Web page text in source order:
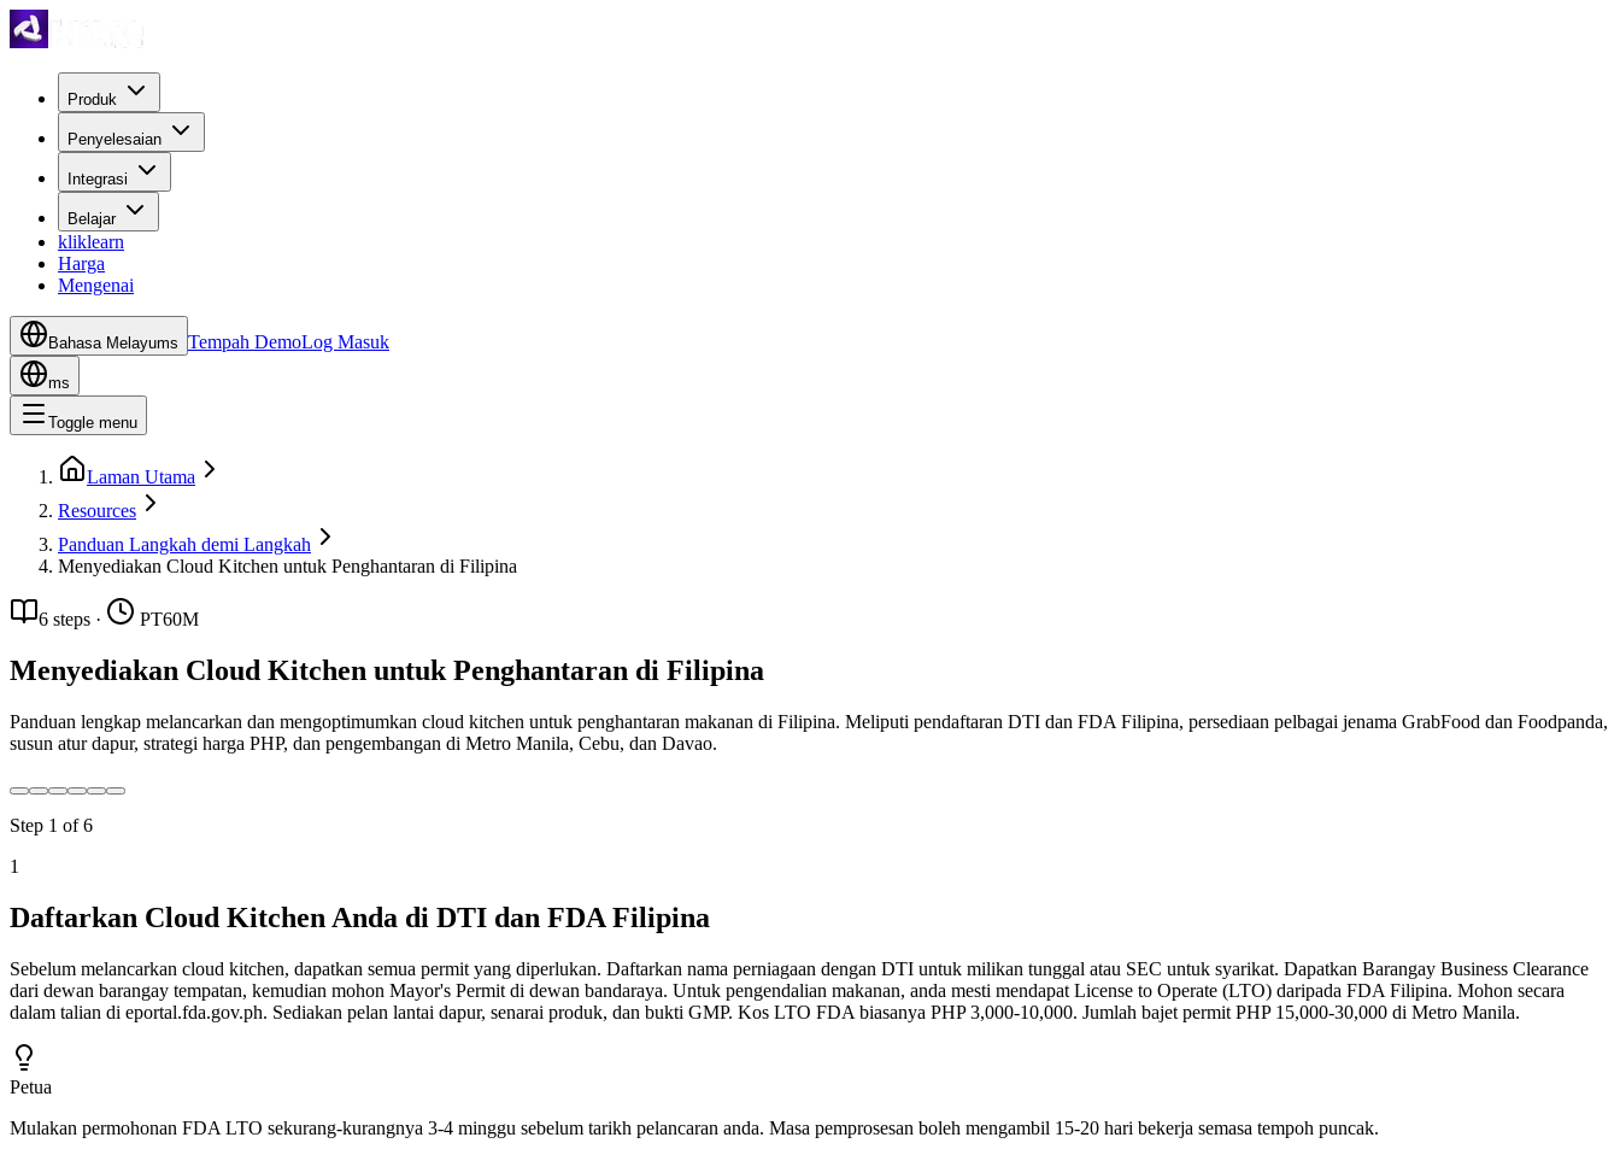
Produk
Penyelesaian
Integrasi
Belajar
kliklearn
Harga
Mengenai
Bahasa Melayums Tempah DemoLog Masuk
ms
Toggle menu
Laman Utama
Resources
Panduan Langkah demi Langkah
Menyediakan Cloud Kitchen untuk Penghantaran di Filipina
6 steps · PT60M
Menyediakan Cloud Kitchen untuk Penghantaran di Filipina
Panduan lengkap melancarkan dan mengoptimumkan cloud kitchen untuk penghantaran makanan di Filipina. Meliputi pendaftaran DTI dan FDA Filipina, persediaan pelbagai jenama GrabFood dan Foodpanda,
susun atur dapur, strategi harga PHP, dan pengembangan di Metro Manila, Cebu, dan Davao.
Step 1 of6
1
Daftarkan Cloud Kitchen Anda di DTI dan FDA Filipina
Sebelum melancarkan cloud kitchen, dapatkan semua permit yang diperlukan. Daftarkan nama perniagaan dengan DTI untuk milikan tunggal atau SEC untuk syarikat. Dapatkan Barangay Business Clearance
dari dewan barangay tempatan, kemudian mohon Mayor's Permit di dewan bandaraya. Untuk pengendalian makanan, anda mesti mendapat License to Operate (LTO) daripada FDA Filipina. Mohon secara
dalam talian di eportal.fda.gov.ph. Sediakan pelan lantai dapur, senarai produk, dan bukti GMP. Kos LTO FDA biasanya PHP 3,000-10,000. Jumlah bajet permit PHP 15,000-30,000 di Metro Manila.
Petua
Mulakan permohonan FDA LTO sekurang-kurangnya 3-4 minggu sebelum tarikh pelancaran anda. Masa pemprosesan boleh mengambil 15-20 hari bekerja semasa tempoh puncak.